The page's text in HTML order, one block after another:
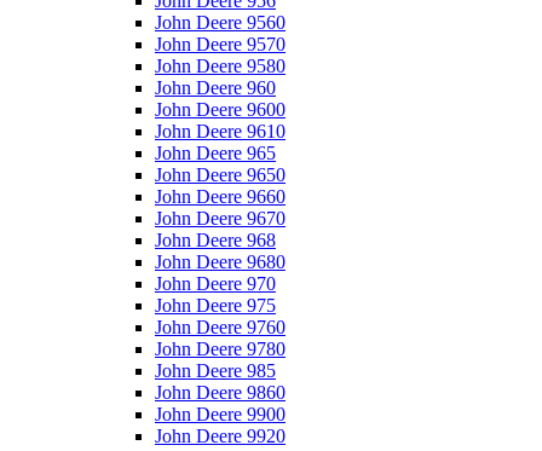
John Deere 9560
John Deere 9570
John Deere 9580
John Deere 960
John Deere 9600
John Deere 9610
John Deere 965
John Deere 9650
John Deere 9660
John Deere 9670
John Deere 968
John Deere 9680
John Deere 970
John Deere 975
John Deere 9760
John Deere 9780
John Deere 985
John Deere 9860
John Deere 9900
John Deere 9920